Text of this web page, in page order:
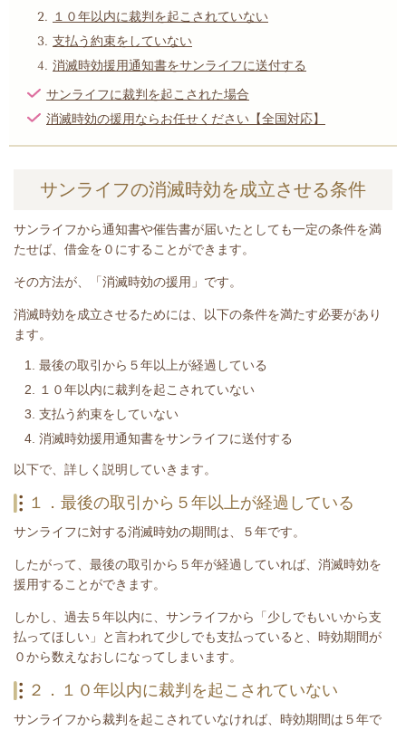
１０年以内に裁判を起こされていない
支払う約束をしていない
消滅時効援用通知書をサンライフに送付する
サンライフに裁判を起こされた場合
消滅時効の援用ならお任せください【全国対応】
サンライフの消滅時効を成立させる条件
サンライフから通知書や催告書が届いたとして も一定の条件を満
たせば、借金を０にすることができます。
その方法が、「消滅時効の援用」です。
消滅時効を成立させるためには、以下の条件を満たす必要があり
ます。
最後の取引から５年以上が経過している
１０年以内に裁判を起こされていない
支払う約束をしていない
消滅時効援用通知書をサンライフに送付する
​以下で、詳しく説明していきます。
１．最後の取引から５年以上が経過している
サンライフに対する消滅時効の期間は、５年です。
したがって、最後の取引から５年が経過していれば、消滅時効を
援用することができます。
しかし、過去５年以内に、 サンライフから「少しでもいいから支
払ってほしい」と言われて少しでも支払っていると、時効期間が
０から数えなおしになってしまいます。
２．１０年以内に裁判を起こされていない
サンライフから裁判を起こされていなければ、時効期間は５年で